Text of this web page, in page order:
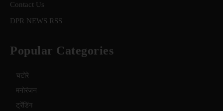
Contact Us
DPR NEWS RSS
Popular Categories
चटोरे
मनोरंजन
ट्रेंडिंग